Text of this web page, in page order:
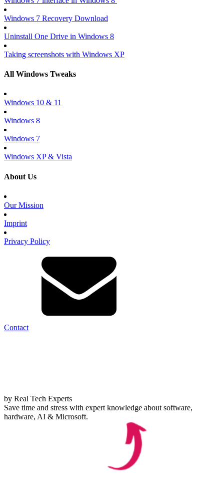
Windows 7 Recovery Download
Uninstall One Drive in Windows 8
Taking screenshots with Windows XP
All Windows Tweaks
Windows 10 & 11
Windows 8
Windows 7
Windows XP & Vista
About Us
Our Mission
Imprint
Privacy Policy
Contact
by Real Tech Experts
Save time and stress with expert knowledge about software,
hardware, AI & Microsoft.